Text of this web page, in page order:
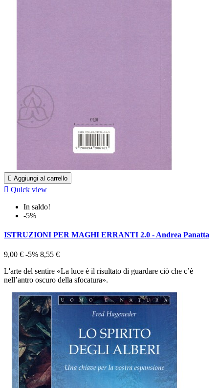
 Aggiungi al carrello
 Quick view
In saldo!
-5%
ISTRUZIONI PER MAGHI ERRANTI 2.0 - Andrea Panatta
9,00 € -5% 8,55 €
L'arte del sentire «La luce è il risultato di guardare ciò che c’è
nell’antro oscuro della sfocatura».